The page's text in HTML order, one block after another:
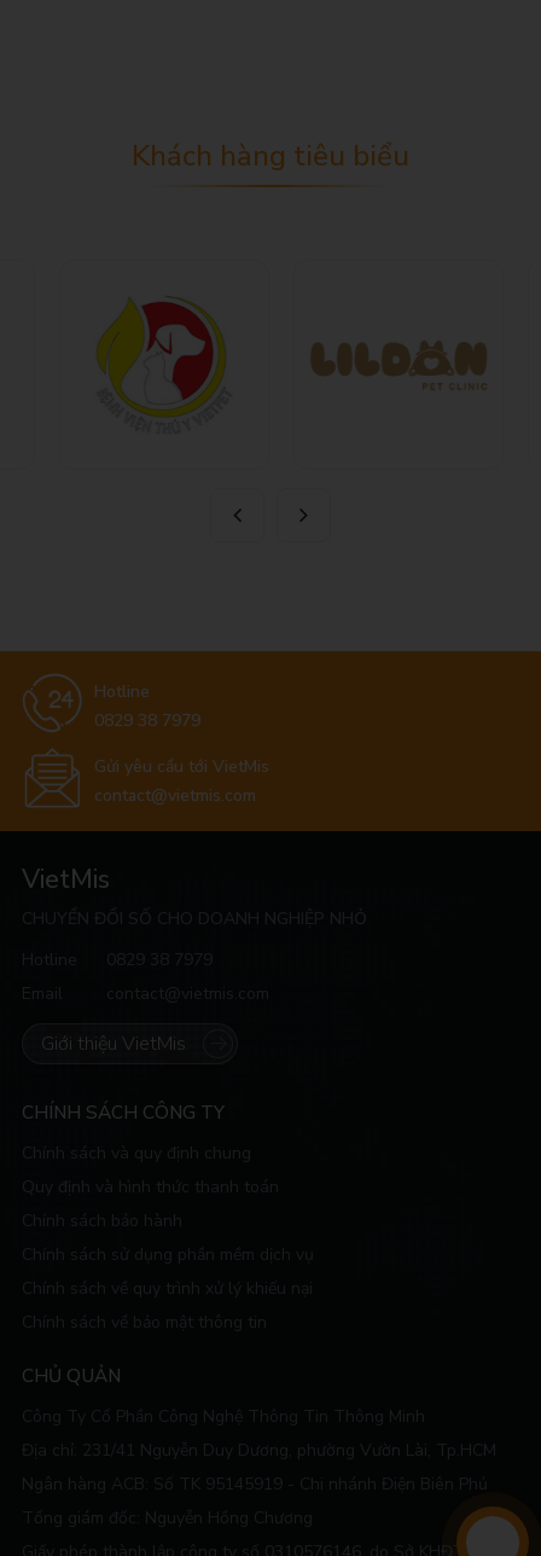
Khách hàng tiêu biểu
Hotline
0829 38 7979
Gửi yêu cầu tới VietMis
contact@vietmis.com
VietMis
CHUYỂN ĐỔI SỐ CHO DOANH NGHIỆP NHỎ
Hotline
0829 38 7979
Email
contact@vietmis.com
Giới thiệu VietMis
CHÍNH SÁCH CÔNG TY
Chính sách và quy định chung
Quy định và hình thức thanh toán
Chính sách bảo hành
Chính sách sử dụng phần mềm dịch vụ
Chính sách về quy trình xử lý khiếu nại
Chính sách về bảo mật thông tin
CHỦ QUẢN
Công Ty Cổ Phần Công Nghệ Thông Tin Thông Minh
Địa chỉ:
231/41 Nguyễn Duy Dương, phường Vườn Lài, Tp.HCM
Ngân hàng ACB: Số TK 95145919 - Chi nhánh Điện Biên Phủ
Tổng giám đốc: Nguyễn Hồng Chương